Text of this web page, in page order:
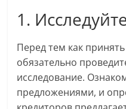
1.
Перед тем как
обязательно
исследование.
предложениями, и